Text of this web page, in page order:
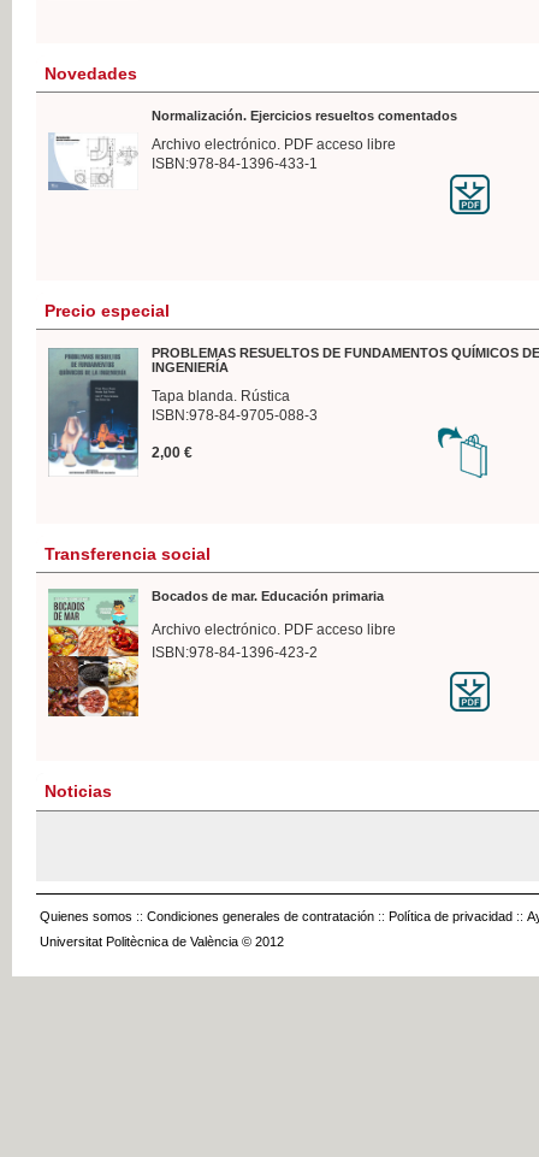
Novedades
Normalización. Ejercicios resueltos comentados
Archivo electrónico. PDF acceso libre
ISBN:978-84-1396-433-1
Precio especial
PROBLEMAS RESUELTOS DE FUNDAMENTOS QUÍMICOS
INGENIERÍA
Tapa blanda. Rústica
ISBN:978-84-9705-088-3
2,00 €
Transferencia social
Bocados de mar. Educación primaria
Archivo electrónico. PDF acceso libre
ISBN:978-84-1396-423-2
Noticias
Quienes somos :: Condiciones generales de contratación :: Política de privacidad ::
Universitat Politècnica de València © 2012